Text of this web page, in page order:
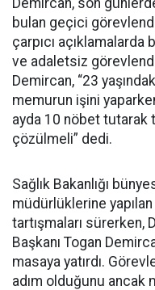
Demircan, son
bulan geçici
çarpıcı
ve adaletsiz
Demircan, “23
memurun işini
ayda 10 nöbet tutarak
çözülmeli” dedi.
Sağlık Bakanlığı
müdürlüklerine
tartışmaları sürerken,
Başkanı Togan
masaya yatırdı.
adım olduğunu